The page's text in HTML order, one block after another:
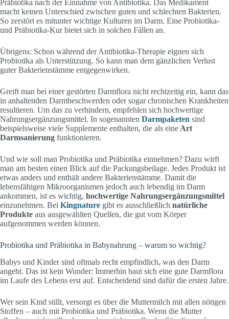
Präbiotika nach der Einnahme von Antibiotika. Das Medikament
macht keinen Unterschied zwischen guten und schlechten Bakterien.
So zerstört es mitunter wichtige Kulturen im Darm. Eine Probiotika-
und Präbiotika-Kur bietet sich in solchen Fällen an.
Übrigens: Schon während der Antibiotika-Therapie eignen sich
Probiotika als Unterstützung. So kann man dem gänzlichen Verlust
guter Bakterienstämme entgegenwirken.
Greift man bei einer gestörten Darmflora nicht rechtzeitig ein, kann das
in anhaltenden Darmbeschwerden oder sogar chronischen Krankheiten
resultieren. Um das zu verhindern, empfehlen sich hochwertige
Nahrungsergänzungsmittel. In sogenannten Darmpaketen sind
beispielsweise viele Supplemente enthalten, die als eine Art
Darmsanierung funktionieren.
Und wie soll man Probiotika und Präbiotika einnehmen? Dazu wirft
man am besten einen Blick auf die Packungsbeilage. Jedes Produkt ist
etwas anders und enthält andere Bakterienstämme. Damit die
lebensfähigen Mikroorganismen jedoch auch lebendig im Darm
ankommen, ist es wichtig, hochwertige Nahrungsergänzungsmittel
einzunehmen. Bei Kingnature gibt es ausschließlich natürliche
Produkte aus ausgewählten Quellen, die gut vom Körper
aufgenommen werden können.
Probiotika und Präbiotika in Babynahrung – warum so wichtig?
Babys und Kinder sind oftmals recht empfindlich, was den Darm
angeht. Das ist kein Wunder: Immerhin baut sich eine gute Darmflora
im Laufe des Lebens erst auf. Entscheidend sind dafür die ersten Jahre.
Wer sein Kind stillt, versorgt es über die Muttermilch mit allen nötigen
Stoffen – auch mit Probiotika und Präbiotika. Wenn die Mutter